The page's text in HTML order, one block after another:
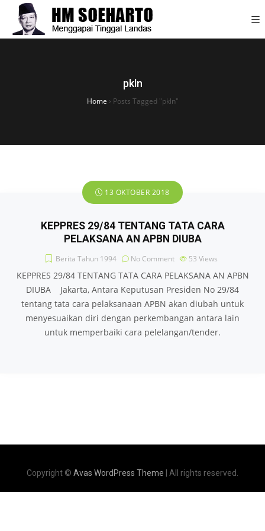
pkln
Home › Posts Tagged "pkln"
13 OKTOBER 2018
KEPPRES 29/84 TENTANG TATA CARA
PELAKSANA AN APBN DIUBA
Berita Tahun 1994 No Comment 53 Views
KEPPRES 29/84 TENTANG TATA CARA PELAKSANA AN APBN
DIUBA Jakarta, Antara Keputusan Presiden No 29/84
tentang tata cara pelaksanaan APBN akan diubah untuk
menyesuaikan diri dengan perkembangan antara lain
untuk memperbaiki cara pelelangan/tender.
Copyright © Avas WordPress Theme | All rights reserved.